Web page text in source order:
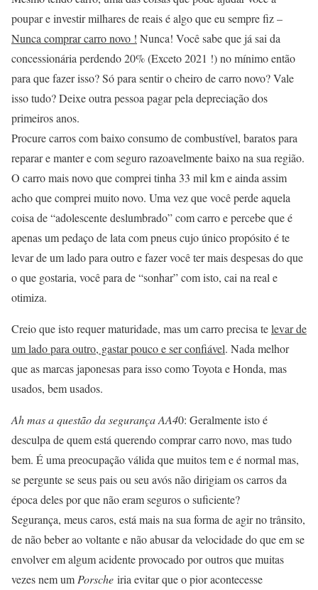
poupar e investir milhares de reais é algo que eu sempre fiz –
Nunca comprar carro novo ! Nunca! Você sabe que já sai da
concessionária perdendo 20% (Exceto 2021 !) no mínimo então
para que fazer isso? Só para sentir o cheiro de carro novo? Vale
isso tudo? Deixe outra pessoa pagar pela depreciação dos
primeiros anos.
Procure carros com baixo consumo de combustível, baratos para
reparar e manter e com seguro razoavelmente baixo na sua região.
O carro mais novo que comprei tinha 33 mil km e ainda assim
acho que comprei muito novo. Uma vez que você perde aquela
coisa de “adolescente deslumbrado” com carro e percebe que é
apenas um pedaço de lata com pneus cujo único propósito é te
levar de um lado para outro e fazer você ter mais despesas do que
o que gostaria, você para de “sonhar” com isto, cai na real e
otimiza.
Creio que isto requer maturidade, mas um carro precisa televar de
um lado para outro, gastar pouco e ser confiável. Nada melhor
que as marcas japonesas para isso como Toyota e Honda, mas
usados, bem usados.
Ah mas a questão da segurança AA40: Geralmente isto é
desculpa de quem está querendo comprar carro novo, mas tudo
bem. É uma preocupação válida que muitos tem e é normal mas,
se pergunte se seus pais ou seu avós não dirigiam os carros da
época deles por que não eram seguros o suficiente?
Segurança, meus caros, está mais na sua forma de agir no trânsito,
de não beber ao voltante e não abusar da velocidade do que em se
envolver em algum acidente provocado por outros que muitas
vezes nem um Porsche iria evitar que o pior acontecesse